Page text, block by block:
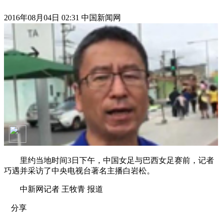
2016年08月04日 02:31 中国新闻网
里约当地时间3日下午，中国女足与巴西女足赛前，记者
巧遇并采访了中央电视台著名主播白岩松。
中新网记者 王牧青 报道
分享